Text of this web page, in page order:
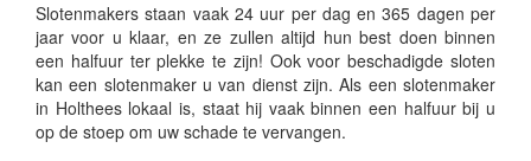
Slotenmakers staan vaak 24 uur per dag en 365 dagen per
jaar voor u klaar, en ze zullen altijd hun best doen binnen
een halfuur ter plekke te zijn! Ook voor beschadigde sloten
kan een slotenmaker u van dienst zijn. Als een slotenmaker
in Holthees lokaal is, staat hij vaak binnen een halfuur bij u
op de stoep om uw schade te vervangen.